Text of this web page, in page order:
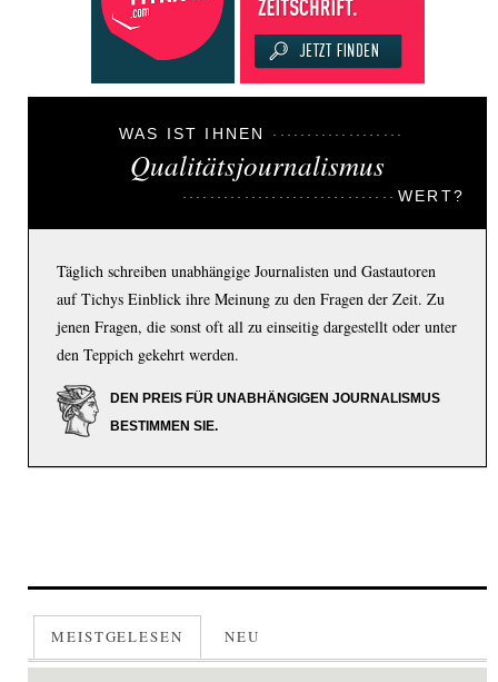
WAS IST IHNEN
Qualitätsjournalismus
WERT?
Täglich schreiben unabhängige Journalisten und Gastautoren
auf Tichys Einblick ihre Meinung zu den Fragen der Zeit. Zu
jenen Fragen, die sonst oft all zu einseitig dargestellt oder unter
den Teppich gekehrt werden.
DEN PREIS FÜR UNABHÄNGIGEN JOURNALISMUS
BESTIMMEN SIE.
MEISTGELESEN NEU